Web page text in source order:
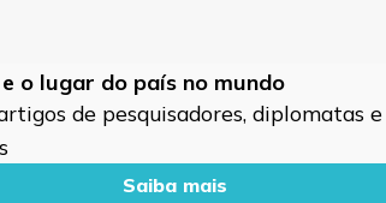
o lugar do país no mundo
de pesquisadores,
Saiba mais